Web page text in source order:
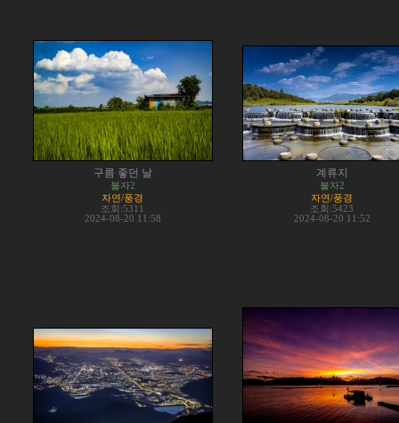
구름 좋던 날
불자2
자연/풍경
조회:5311
2024-08-20 11:58
계류지
불자2
자연/풍경
조회:5423
2024-08-20 11:52